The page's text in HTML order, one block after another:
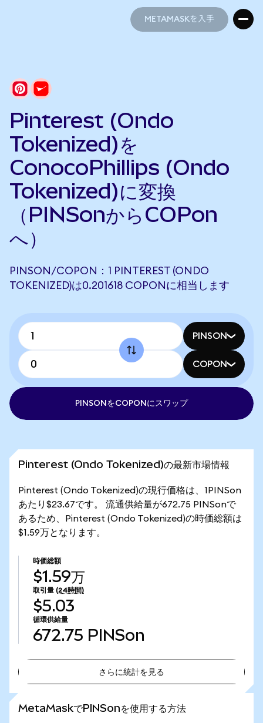
METAMASKを入手
Pinterest (Ondo
Tokenized)を
ConocoPhillips (Ondo
Tokenized)に変換
（PINSonからCOPon
へ）
PINSON/COPON：1 PINTEREST (ONDO
TOKENIZED)は0.201618 COPONに相当します
PINSON
COPON
PINSONをCOPONにスワップ
Pinterest (Ondo Tokenized)の最新市場情報
Pinterest (Ondo Tokenized)の現行価格は、1PINSon
あたり$23.67です。 流通供給量が672.75 PINSonで
あるため、Pinterest (Ondo Tokenized)の時価総額は
$1.59万となります。
時価総額
$1.59万
取引量 (24時間)
$5.03
循環供給量
672.75 PINSon
さらに統計を見る
MetaMaskでPINSonを使用する方法